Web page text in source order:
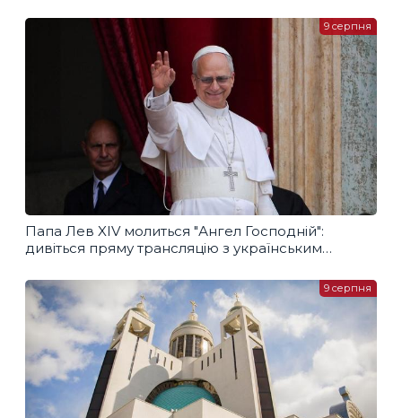
Папа Лев XIV молиться "Ангел Господній":
дивіться пряму трансляцію з українським
9 серпня
9 серпня